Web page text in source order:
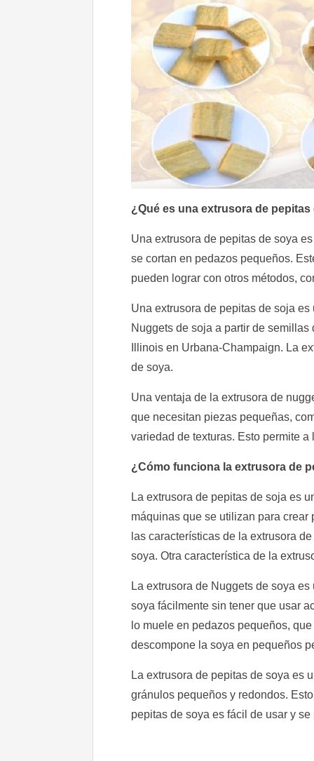
¿Qué es una extrusora de pepitas
Una extrusora de pepitas de soya
se cortan en pedazos pequeños.
pueden lograr con otros métodos,
Una extrusora de pepitas de soja
Nuggets de soja a partir de
Illinois en Urbana-Champaign. La
de soya.
Una ventaja de la extrusora de
que necesitan piezas pequeñas,
variedad de texturas. Esto permite
¿Cómo funciona la extrusora de
La extrusora de pepitas de soja es
máquinas que se utilizan para
las características de la extrusora
soya. Otra característica de la
La extrusora de Nuggets de soya
soya fácilmente sin tener que usar
lo muele en pedazos pequeños,
descompone la soya en pequeños
La extrusora de pepitas de soya es
gránulos pequeños y redondos.
pepitas de soya es fácil de usar y